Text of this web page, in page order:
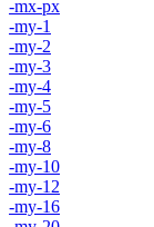
-mx-px
-my-1
-my-2
-my-3
-my-4
-my-5
-my-6
-my-8
-my-10
-my-12
-my-16